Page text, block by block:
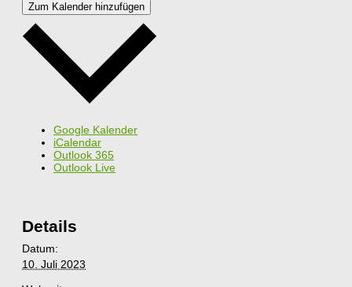
Zum Kalender hinzufügen
Google Kalender
iCalendar
Outlook 365
Outlook Live
Details
Datum:
10. Juli 2023